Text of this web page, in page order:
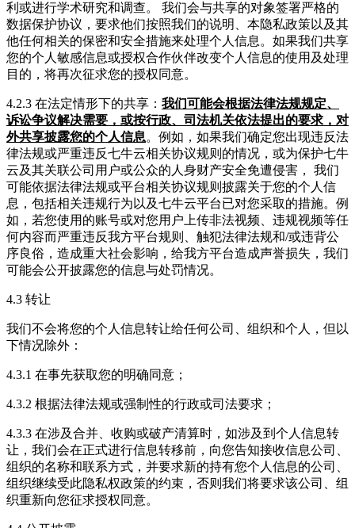
利或进行学术研究和调查。 我们会与共享的对象签署严格的
数据保护协议，要求他们按照我们的说明、本隐私政策以及其
他任何相关的保密和安全措施来处理个人信息。如果我们共享
您的个人敏感信息或授权合作伙伴改变个人信息的使用及处理
目的，将再次征求您的授权同意。
4.2.3 在法定情形下的共享： 我们可能会根据法律法规规定、
诉讼争议解决需要，或按行政、司法机关依法提出的要求，对
外共享披露您的个人信息。例如，如果我们确定您出现违反法
律法规或严重违反七牛云相关协议规则的情况，或为保护七牛
云及其关联公司用户或公众的人身财产安全免遭侵害， 我们
可能依据法律法规或平台相关协议规则披露关于您的个人信
息，包括相关违规行为以及七牛云平台已对您采取的措施。例
如，若您使用的账号或对您用户上传非法视频、违规视频等任
何内容而严重违反我方平台规则、触犯法律法规和/或违背公
序良俗，造成重大社会影响，给我方平台造成声誉损失，我们
可能会公开披露您的信息与处罚情况。
4.3 转让
我们不会将您的个人信息转让给任何公司、组织和个人，但以
下情况除外：
4.3.1 在事先获取您的明确同意；
4.3.2 根据法律法规或强制性的行政或司法要求；
4.3.3 在涉及合并、收购或破产清算时，如涉及到个人信息转
让，我们会在正式进行信息转移前，向您告知接收信息公司、
组织的名称和联系方式，并要求新的持有您个人信息的公司、
组织继续受此隐私权政策的约束，否则我们将要求该公司、组
织重新向您征求授权同意。